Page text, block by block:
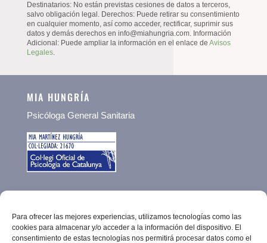
Para ofrecer las mejores experiencias, utilizamos tecnologías como las
cookies para almacenar y/o acceder a la información del dispositivo. El
consentimiento de estas tecnologías nos permitirá procesar datos como el
Destinatarios: No están previstas cesiones de datos a terceros,
salvo obligación legal. Derechos: Puede retirar su consentimiento
en cualquier momento, así como acceder, rectificar, suprimir sus
datos y demás derechos en info@miahungria.com. Información
Adicional: Puede ampliar la información en el enlace de Avisos
Legales.
MIA HUNGRÍA
Psicóloga General Sanitaria
Email:info@miahungria.com
Tel. +34 687 423 319